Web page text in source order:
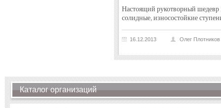
Настоящий рукотворный
солидные, износостойкие
16.12.2013 Олег Плотников
Каталог организаций